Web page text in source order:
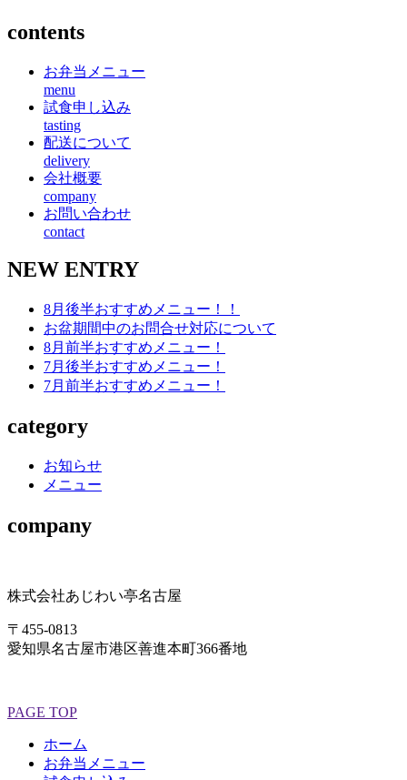
contents
お弁当メニュー
menu
試食申し込み
tasting
配送について
delivery
会社概要
company
お問い合わせ
contact
NEW ENTRY
8月後半おすすめメニュー！！
お盆期間中のお問合せ対応について
8月前半おすすめメニュー！
7月後半おすすめメニュー！
7月前半おすすめメニュー！
category
お知らせ
メニュー
company
株式会社あじわい亭名古屋
〒455-0813
愛知県名古屋市港区善進本町366番地
PAGE TOP
ホーム
お弁当メニュー